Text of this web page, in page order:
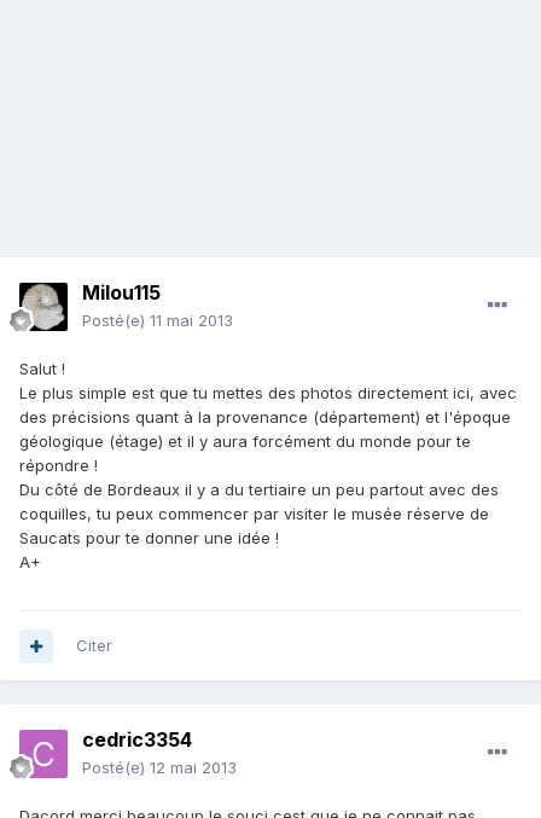
Milou115
Posté(e) 11 mai 2013
Salut !
Le plus simple est que tu mettes des photos directement ici, avec
des précisions quant à la provenance (département) et l'époque
géologique (étage) et il y aura forcément du monde pour te
répondre !
Du côté de Bordeaux il y a du tertiaire un peu partout avec des
coquilles, tu peux commencer par visiter le musée réserve de
Saucats pour te donner une idée !
A+
Citer
cedric3354
Posté(e) 12 mai 2013